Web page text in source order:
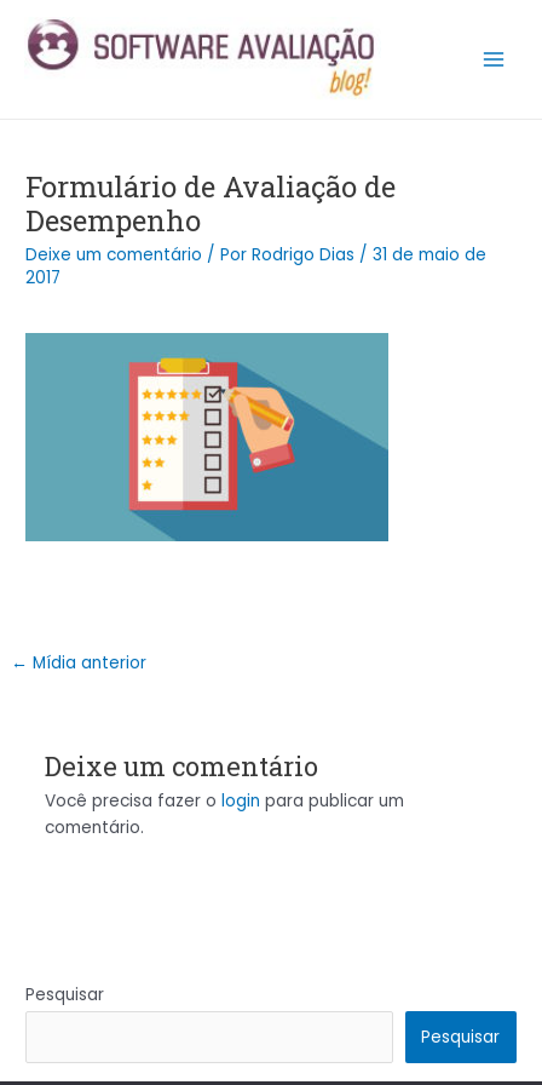
para
Formulário de Avaliação de
Desempenho
Deixe um comentário / PorRodrigo Dias /31 de maio de
2017
navigation
← Mídia anterior
Deixe um comentário
Você precisa fazer o login para publicar um
comentário.
Pesquisar
Pesquisar